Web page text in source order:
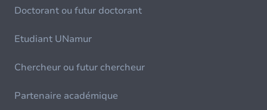
Doctorant ou futur doctorant
Etudiant UNamur
Chercheur ou futur chercheur
Partenaire académique